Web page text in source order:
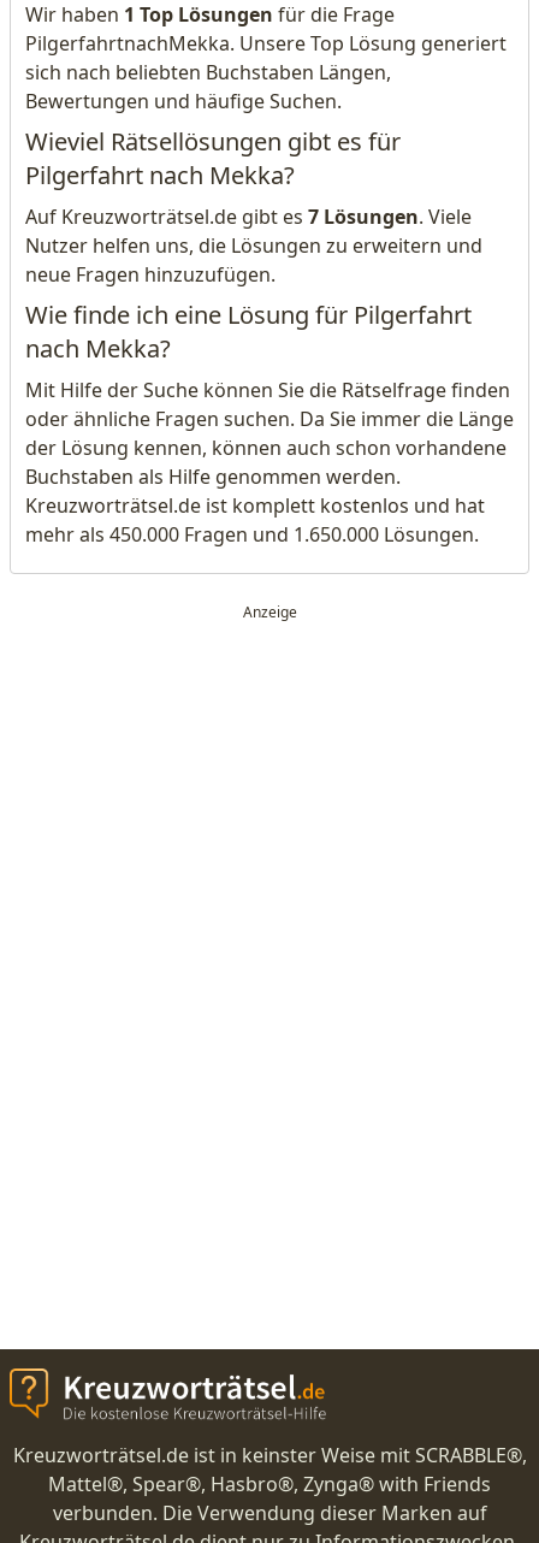
Wir haben 1 Top Lösungen für die Frage
PilgerfahrtnachMekka. Unsere Top Lösung generiert
sich nach beliebten Buchstaben Längen,
Bewertungen und häufige Suchen.
Wieviel Rätsellösungen gibt es für
Pilgerfahrt nach Mekka?
Auf Kreuzworträtsel.de gibt es 7 Lösungen. Viele
Nutzer helfen uns, die Lösungen zu erweitern und
neue Fragen hinzuzufügen.
Wie finde ich eine Lösung für Pilgerfahrt
nach Mekka?
Mit Hilfe der Suche können Sie die Rätselfrage finden
oder ähnliche Fragen suchen. Da Sie immer die Länge
der Lösung kennen, können auch schon vorhandene
Buchstaben als Hilfe genommen werden.
Kreuzworträtsel.de ist komplett kostenlos und hat
mehr als 450.000 Fragen und 1.650.000 Lösungen.
Kreuzworträtsel.de ist in keinster Weise mit SCRABBLE®,
Mattel®, Spear®, Hasbro®, Zynga® with Friends
verbunden. Die Verwendung dieser Marken auf